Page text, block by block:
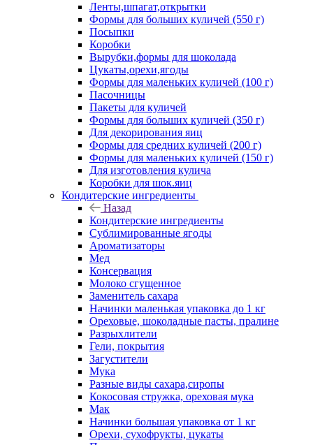
Ленты,шпагат,открытки
Формы для больших куличей (550 г)
Посыпки
Коробки
Вырубки,формы для шоколада
Цукаты,орехи,ягоды
Формы для маленьких куличей (100 г)
Пасочницы
Пакеты для куличей
Формы для больших куличей (350 г)
Для декорирования яиц
Формы для средних куличей (200 г)
Формы для маленьких куличей (150 г)
Для изготовления кулича
Коробки для шок.яиц
Кондитерские ингредиенты
Назад
Кондитерские ингредиенты
Сублимированные ягоды
Ароматизаторы
Мед
Консервация
Молоко сгущенное
Заменитель сахара
Начинки маленькая упаковка до 1 кг
Ореховые, шоколадные пасты, пралине
Разрыхлители
Гели, покрытия
Загустители
Мука
Разные виды сахара,сиропы
Кокосовая стружка, ореховая мука
Мак
Начинки большая упаковка от 1 кг
Орехи, сухофрукты, цукаты